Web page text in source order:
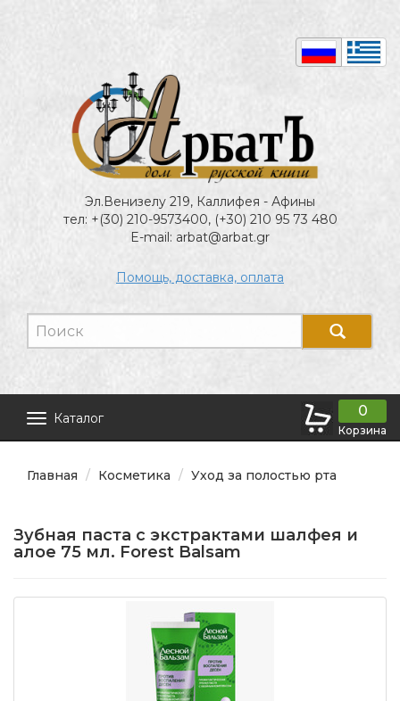
Эл.Венизелу 219, Каллифея - Афины
тел: +(30) 210-9573400, (+30) 210 95 73 480
E-mail: arbat@arbat.gr
Помощь, доставка, оплата
Каталог 0
Корзина
Главная Косметика Уход за полостью рта
Зубная паста с экстрактами шалфея и
алое 75 мл. Forest Balsam